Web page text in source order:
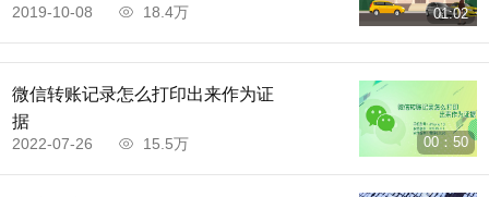
01:02
2019-10-08 18.4万
00：50
微信转账记录怎么打印出来作为证
据
2022-07-26 15.5万